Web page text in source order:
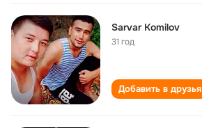
Sarvar Komilov
31 год
Добавить в друзья